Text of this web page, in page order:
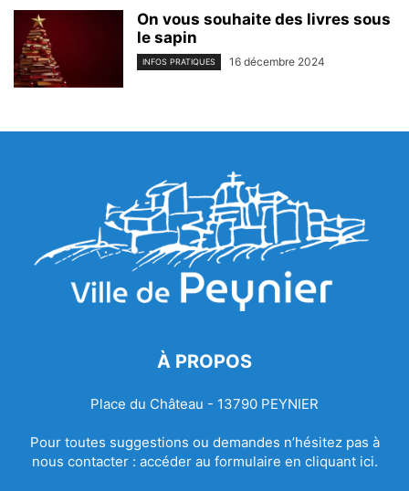
On vous souhaite des livres sous
le sapin
INFOS PRATIQUES 16 décembre 2024
À PROPOS
Place du Château - 13790 PEYNIER
Pour toutes suggestions ou demandes n’hésitez pas à
nous contacter : accéder au formulaire en cliquant ici.